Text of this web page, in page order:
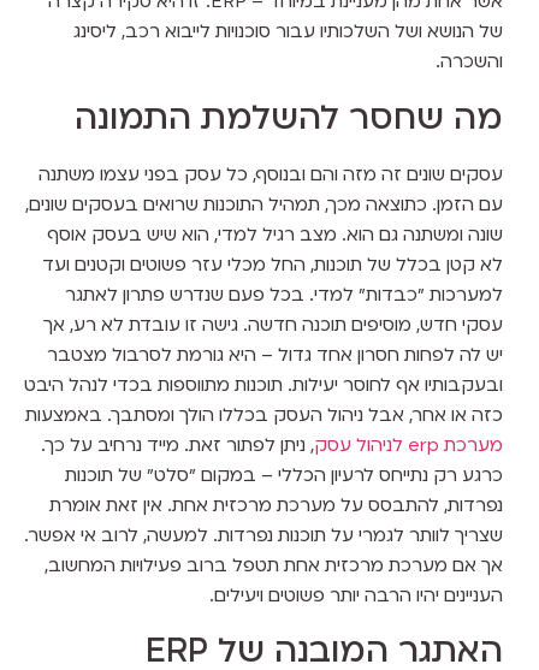
של הנושא ושל השלכותיו עבור סוכנויות לייבוא רכב, ליסינג
והשכרה.
מה שחסר להשלמת התמונה
עסקים שונים זה מזה והם ובנוסף, כל עסק בפני עצמו משתנה
עם הזמן. כתוצאה מכך, תמהיל התוכנות שרואים בעסקים שונים,
שונה ומשתנה גם הוא. מצב רגיל למדי, הוא שיש בעסק אוסף
לא קטן בכלל של תוכנות, החל מכלי עזר פשוטים וקטנים ועד
למערכות "כבדות" למדי. בכל פעם שנדרש פתרון לאתגר
עסקי חדש, מוסיפים תוכנה חדשה. גישה זו עובדת לא רע, אך
יש לה לפחות חסרון אחד גדול – היא גורמת לסרבול מצטבר
ובעקבותיו אף לחוסר יעילות. תוכנות מתווספות בכדי לנהל היבט
כזה או אחר, אבל ניהול העסק בכללו הולך ומסתבך. באמצעות
מערכת erp לניהול עסק
, ניתן לפתור זאת. מייד נרחיב על כך.
כרגע רק נתייחס לרעיון הכללי – במקום "סלט" של תוכנות
נפרדות, להתבסס על מערכת מרכזית אחת. אין זאת אומרת
שצריך לוותר לגמרי על תוכנות נפרדות. למעשה, לרוב אי אפשר.
אך אם מערכת מרכזית אחת תטפל ברוב פעילויות המחשוב,
העניינים יהיו הרבה יותר פשוטים ויעילים.
האתגר המובנה של ERP